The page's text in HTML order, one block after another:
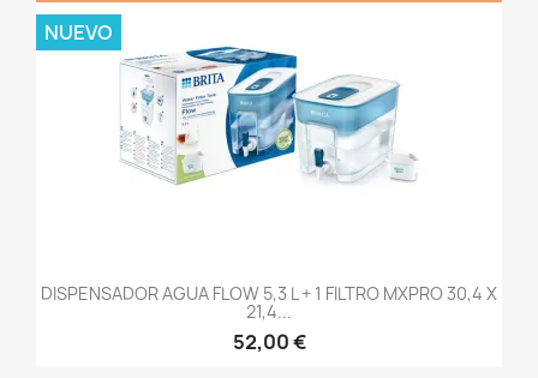
DISPENSADOR AGUA FLOW 5,3 L + 1 FILTRO MXPRO 30,4 X
21,4...
52,00 €
NUEVO